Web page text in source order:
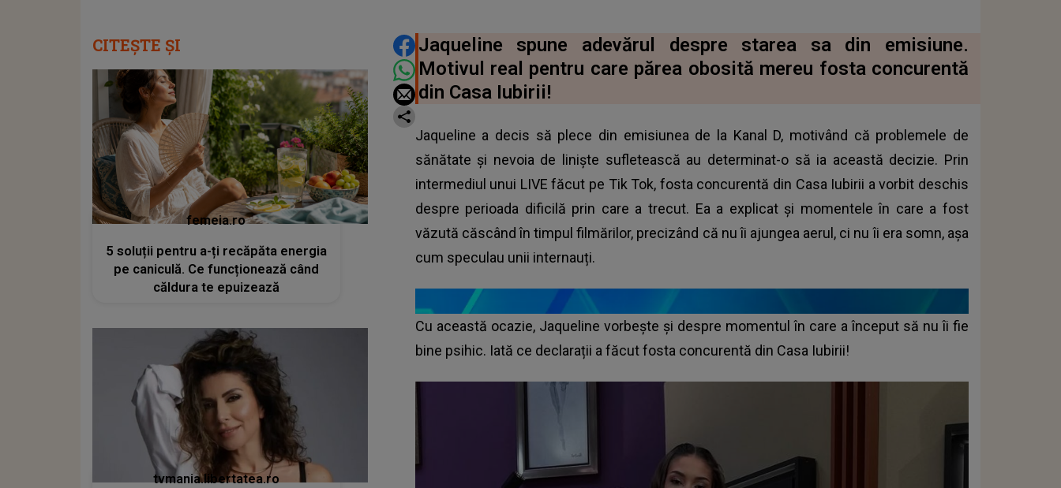
DISTRIBUIE ARTICOLUL
Jaqueline spune adevărul despre starea sa din emisiune.
Motivul real pentru care părea obosită mereu fosta concurentă
din Casa Iubirii!
Jaqueline a decis să plece din emisiunea de la Kanal D, motivând că problemele de
sănătate și nevoia de liniște sufletească au determinat-o să ia această decizie. Prin
intermediul unui LIVE făcut pe Tik Tok, fosta concurentă din Casa Iubirii a vorbit deschis
despre perioada dificilă prin care a trecut. Ea a explicat și momentele în care a fost
văzută căscând în timpul filmărilor, precizând că nu îi ajungea aerul, ci nu îi era somn, așa
cum speculau unii internauți.
Cu această ocazie, Jaqueline vorbește și despre momentul în care a început să nu îi fie
bine psihic. Iată ce declarații a făcut fosta concurentă din Casa Iubirii!
CITEȘTE ȘI
femeia.ro
5 soluții pentru a-ți recăpăta energia
pe caniculă. Ce funcționează când
căldura te epuizează
tvmania.libertatea.ro